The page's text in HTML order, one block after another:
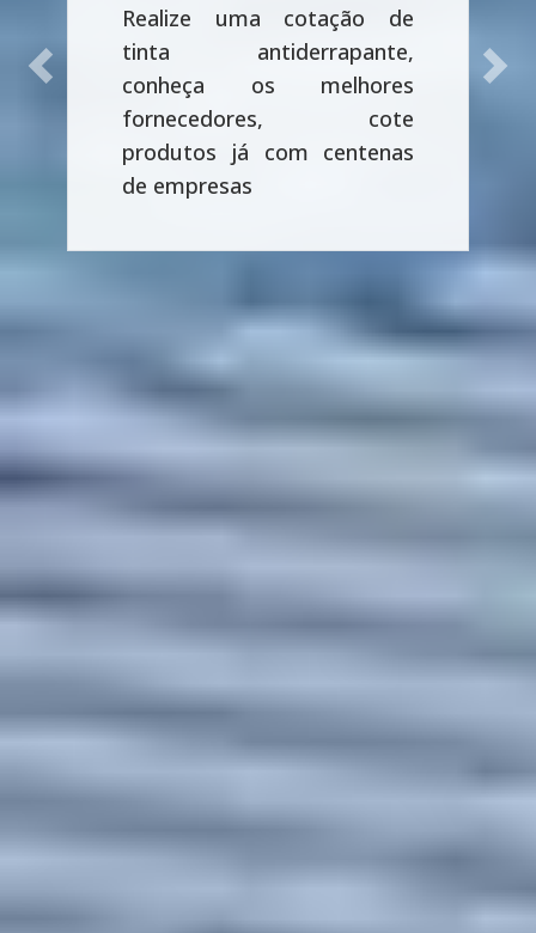
Realize uma cotação de
tinta antiderrapante,
conheça os melhores
fornecedores, cote
produtos já com centenas
de empresas
Previous Next